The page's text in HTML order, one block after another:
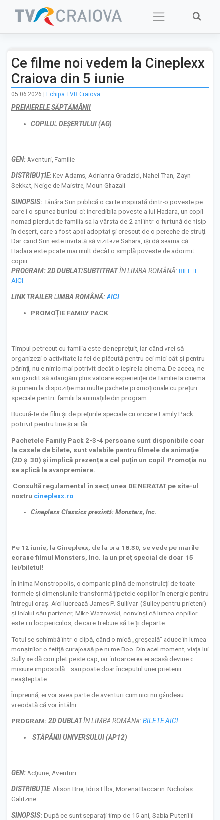
Ce filme noi vedem la Cineplexx
Craiova din 5 iunie
05.06.2026 Echipa TVR Craiova
PREMIERELE SĂPTĂMÂNII
COPILUL DEȘERTULUI (AG)
GEN: Aventuri, Familie
DISTRIBUȚIE: Kev Adams, Adrianna Gradziel, Nahel Tran, Zayn
Sekkat, Neige de Maistre, Moun Ghazali
SINOPSIS: Tânăra Sun publică o carte inspirată dintr-o poveste pe
care i-o spunea bunicul ei: incredibila poveste a lui Hadara, un copil
nomad pierdut de familia sa la vârsta de 2 ani într-o furtună de nisip
în deșert, care a fost apoi adoptat și crescut de o pereche de struți.
Dar când Sun este invitată să viziteze Sahara, își dă seama că
Hadara este poate mai mult decât o simplă poveste de adormit
copiii.
PROGRAM:2D DUBLAT/SUBTITRATÎN LIMBA ROMÂNĂ:BILETE
AICI
LINK TRAILER LIMBA ROMÂNĂ:AICI
PROMOȚIE FAMILY PACK
Timpul petrecut cu familia este de neprețuit, iar când vrei să
organizezi o activitate la fel de plăcută pentru cei mici cât și pentru
părinți, nu e nimic mai potrivit decât o ieșire la cinema. De aceea, ne-
am gândit să adaugăm plus valoare experienței de familie la cinema
și punem la dispoziție mai multe pachete promoționale cu prețuri
speciale pentru familii la animațiile din program.
Bucură-te de film și de prețurile speciale cu oricare Family Pack
potrivit pentru tine și ai tăi.
Pachetele Family Pack 2-3-4 persoane sunt disponibile doar
la casele de bilete, sunt valabile pentru filmele de animație
(2D și 3D) și implică prezența a cel puțin un copil. Promoția nu
se aplică la avanpremiere.
Consultă regulamentul în secțiunea DE NERATAT pe site-ul
nostru cineplexx.ro
Cineplexx Classics prezintă: Monsters, Inc.
Pe 12 iunie, la Cineplexx, de la ora 18:30, se vede pe marile
ecrane filmul Monsters, Inc. la un preț special de doar 15
lei/biletul!
În inima Monstropolis, o companie plină de monstruleți de toate
formele și dimensiunile transformă țipetele copiilor în energie pentru
întregul oraș. Aici lucrează James P. Sullivan (Sulley pentru prieteni)
și loialul său partener, Mike Wazowski, convinși că lumea copiilor
este un loc periculos, de care trebuie să te ții departe.
Totul se schimbă într-o clipă, când o mică „greșeală” aduce în lumea
monștrilor o fetiță curajoasă pe nume Boo. Din acel moment, viața lui
Sully se dă complet peste cap, iar întoarcerea ei acasă devine o
misiune imposibilă… sau poate doar începutul unei prietenii
neașteptate.
Împreună, ei vor avea parte de aventuri cum nici nu gândeau
vreodată că vor întâlni.
PROGRAM: 2DDUBLATÎN LIMBA ROMÂNĂ:BILETE AICI
STĂPÂNII UNIVERSULUI (AP12)
GEN: Acţiune, Aventuri
DISTRIBUȚIE: Alison Brie, Idris Elba, Morena Baccarin, Nicholas
Galitzine
SINOPSIS: După ce sunt separați timp de 15 ani, Sabia Puterii îl